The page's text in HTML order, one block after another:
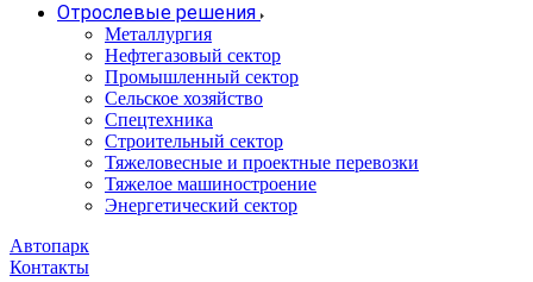
Отрослевые решения
Металлургия
Нефтегазовый сектор
Промышленный сектор
Сельское хозяйство
Спецтехника
Строительный сектор
Тяжеловесные и проектные перевозки
Тяжелое машиностроение
Энергетический сектор
Автопарк
Контакты